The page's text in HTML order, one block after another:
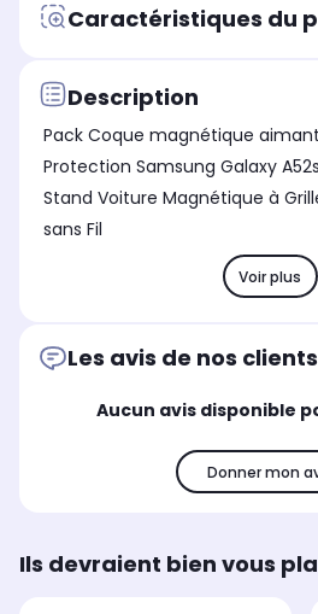
Marque compatible
Samsung
Samsung Galaxy A52S
Coloris extérieur
Noir
Caractéristiques du
Description
Pack Coque magnétique
Protection Samsung Galaxy
Stand Voiture Magnétique à
sans Fil
Voir plus
Les avis de nos clients
Aucun avis disponible
Donner mon
Ils devraient bien vous